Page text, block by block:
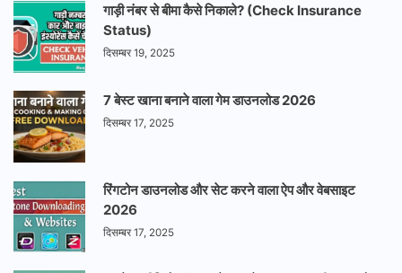
गाड़ी नंबर से बीमा कैसे निकाले? (Check Insurance
Status)
दिसम्बर 19, 2025
7 बेस्ट खाना बनाने वाला गेम डाउनलोड 2026
दिसम्बर 17, 2025
रिंगटोन डाउनलोड और सेट करने वाला ऐप और वेबसाइट
2026
दिसम्बर 17, 2025